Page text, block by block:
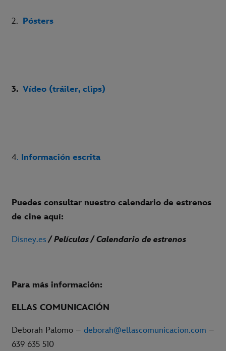
2. Pósters
3. Vídeo (tráiler, clips)
4. Información escrita
Puedes consultar nuestro calendario de estrenos
de cine aquí:
Disney.es / Películas / Calendario de estrenos
Para más información:
ELLAS COMUNICACIÓN
Deborah Palomo – deborah@ellascomunicacion.com –
639 635 510